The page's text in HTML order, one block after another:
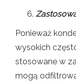
Ponieważ
wysokich
stosowane w
mogą